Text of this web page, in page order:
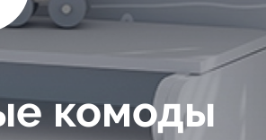
комоды